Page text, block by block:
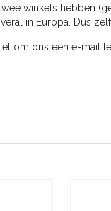
winkels hebben
in Europa. Dus
om ons een e-mail